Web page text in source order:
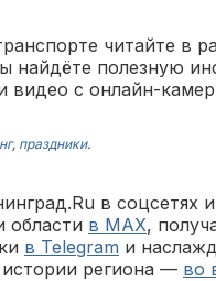
читайте в
найдёте полезную
видео с онлайн-
, праздники.
в соцсетях
области в MAX,
в Telegram и
региона — во